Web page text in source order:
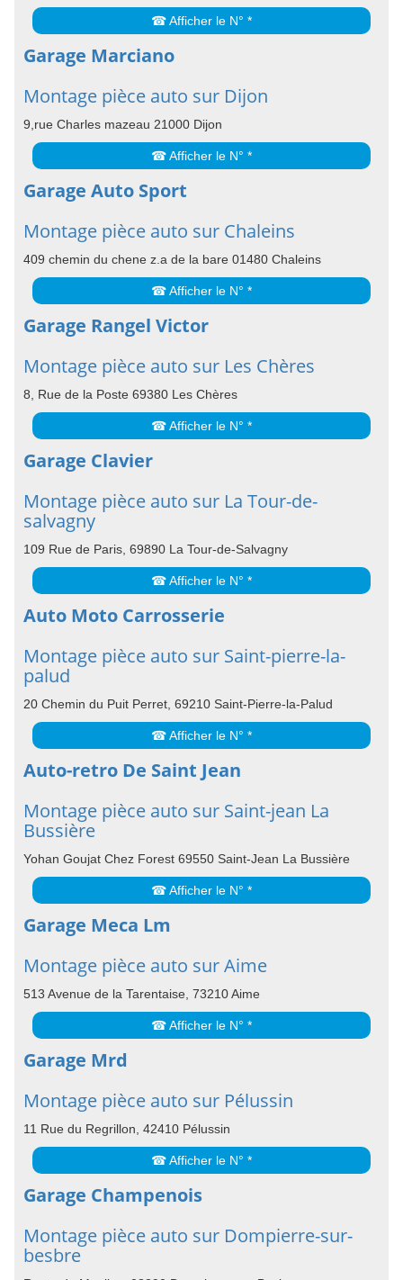
☎ Afficher le N° *
Garage Marciano
Montage pièce auto sur Dijon
9,rue Charles mazeau 21000 Dijon
☎ Afficher le N° *
Garage Auto Sport
Montage pièce auto sur Chaleins
409 chemin du chene z.a de la bare 01480 Chaleins
☎ Afficher le N° *
Garage Rangel Victor
Montage pièce auto sur Les Chères
8, Rue de la Poste 69380 Les Chères
☎ Afficher le N° *
Garage Clavier
Montage pièce auto sur La Tour-de-
salvagny
109 Rue de Paris, 69890 La Tour-de-Salvagny
☎ Afficher le N° *
Auto Moto Carrosserie
Montage pièce auto sur Saint-pierre-la-
palud
20 Chemin du Puit Perret, 69210 Saint-Pierre-la-Palud
☎ Afficher le N° *
Auto-retro De Saint Jean
Montage pièce auto sur Saint-jean La
Bussière
Yohan Goujat Chez Forest 69550 Saint-Jean La Bussière
☎ Afficher le N° *
Garage Meca Lm
Montage pièce auto sur Aime
513 Avenue de la Tarentaise, 73210 Aime
☎ Afficher le N° *
Garage Mrd
Montage pièce auto sur Pélussin
11 Rue du Regrillon, 42410 Pélussin
☎ Afficher le N° *
Garage Champenois
Montage pièce auto sur Dompierre-sur-
besbre